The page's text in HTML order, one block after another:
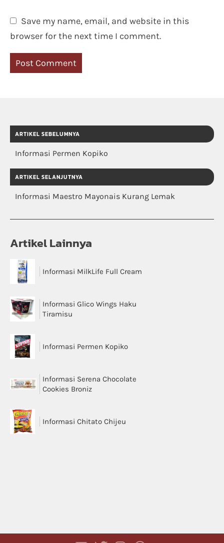
Save my name, email, and website in this
browser for the next time I comment.
ARTIKEL SEBELUMNYA
Informasi Permen Kopiko
ARTIKEL SELANJUTNYA
Informasi Maestro Mayonais Kurang Lemak
Artikel Lainnya
Informasi MilkLife Full Cream
Informasi Glico Wings Haku
Tiramisu
Informasi Permen Kopiko
Informasi Serena Chocolate
Cookies Broniz
Informasi Chitato Chijeu